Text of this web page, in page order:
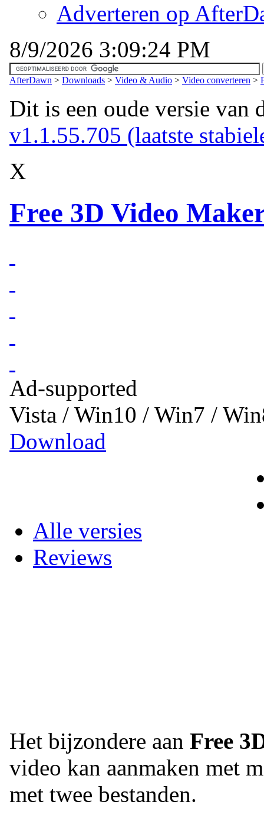
Adverteren op
8/9/2026 3:09:24 PM
AfterDawn > Downloads > Video & Audio > Video converteren >
Dit is een oude versie van
v1.1.55.705 (laatste
X
Free 3D Video
Ad-supported
Vista / Win10 / Win7 /
Download
Alle versies
Reviews
Het bijzondere aan Free
video kan aanmaken met
met twee bestanden.